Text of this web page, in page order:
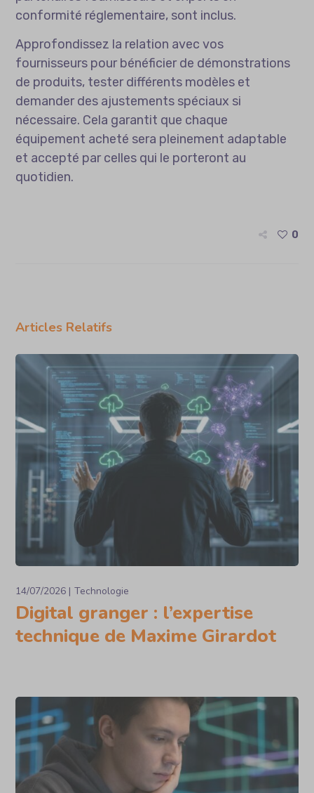
conformité réglementaire, sont inclus.
Approfondissez la relation avec vos
fournisseurs pour bénéficier de démonstrations
de produits, tester différents modèles et
demander des ajustements spéciaux si
nécessaire. Cela garantit que chaque
équipement acheté sera pleinement adaptable
et accepté par celles qui le porteront au
quotidien.
0
Articles Relatifs
14/07/2026 Technologie
Digital granger : l’expertise
technique de Maxime Girardot